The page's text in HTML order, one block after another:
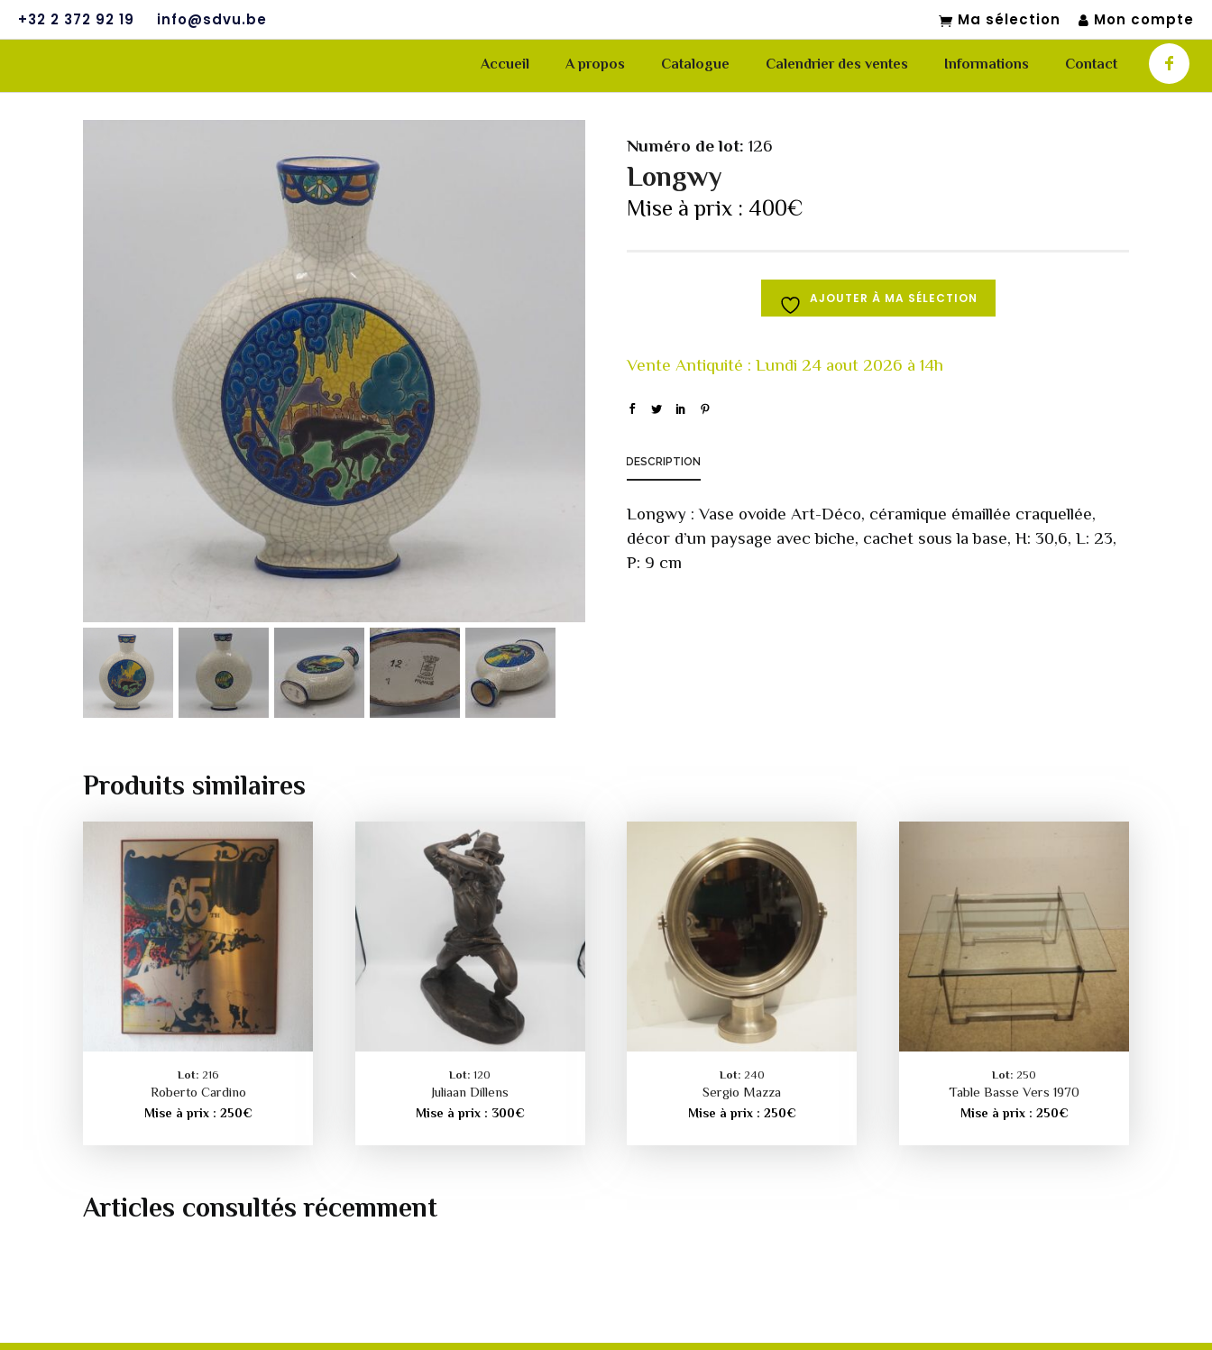
+32 2 372 92 19 info@sdvu.be Ma sélection Mon compte
Accueil A propos Catalogue Calendrier des ventes Informations Contact
Numéro de lot: 126
Longwy
Mise à prix : 400€
AJOUTER À MA SÉLECTION
DESCRIPTION
Longwy : Vase ovoide Art-Déco, céramique émaillée craquellée,
décor d’un paysage avec biche, cachet sous la base, H: 30,6, L: 23,
P: 9 cm
Produits similaires
Lot: 216
Roberto Cardino
Mise à prix :250€
Lot: 120
Juliaan Dillens
Mise à prix :300€
Lot: 240
Sergio Mazza
Mise à prix :250€
Lot: 250
Table Basse Vers 1970
Mise à prix : 250€
Articles consultés récemment